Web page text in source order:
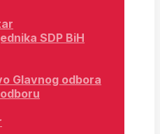
SDP BiH
Glavnog odbora